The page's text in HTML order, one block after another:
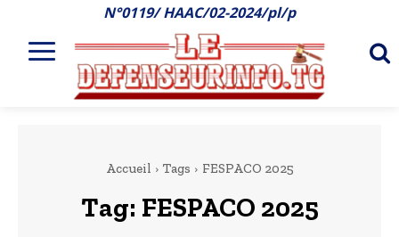
N°0119/ HAAC/02-2024/pl/p
Accueil Tags FESPACO 2025
Tag: FESPACO 2025